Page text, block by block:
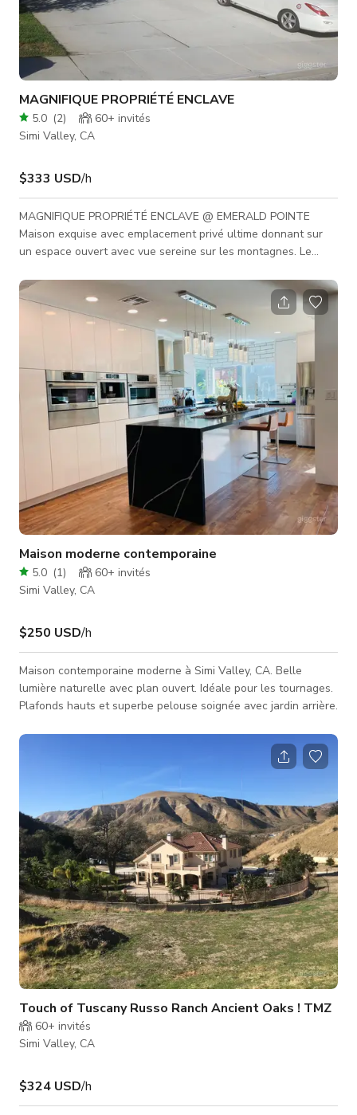
MAGNIFIQUE PROPRIÉTÉ ENCLAVE
5.0 (2) 60+ invités
Simi Valley, CA
$333 USD/h
MAGNIFIQUE PROPRIÉTÉ ENCLAVE @ EMERALD POINTE
Maison exquise avec emplacement privé ultime donnant sur
un espace ouvert avec vue sereine sur les montagnes. Le
biseauté et dans une maison spectaculaire offrant un plan
lumineux et ouvert avec cinq chambres (dont une grande salle
bonus) plus une salle média. La cuisine gastronomique
spacieuse comprend un grand îlot central, des plans de travail
en granit, des appareils en acier inox
Maison moderne contemporaine
5.0 (1) 60+ invités
Simi Valley, CA
$250 USD/h
Maison contemporaine moderne à Simi Valley, CA. Belle
lumière naturelle avec plan ouvert. Idéale pour les tournages.
Plafonds hauts et superbe pelouse soignée avec jardin arrière.
Touch of Tuscany Russo Ranch Ancient Oaks ! TMZ
60+ invités
Simi Valley, CA
$324 USD/h